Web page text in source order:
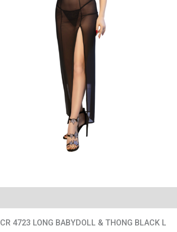
4723 LONG BABYDOLL & THONG BLACK L